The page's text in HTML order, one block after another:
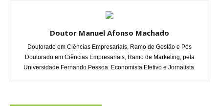
Doutor Manuel Afonso Machado
Doutorado em Ciências Empresariais, Ramo de Gestão e Pós
Doutorado em Ciências Empresariais, Ramo de Marketing, pela
Universidade Fernando Pessoa. Economista Efetivo e Jornalista.